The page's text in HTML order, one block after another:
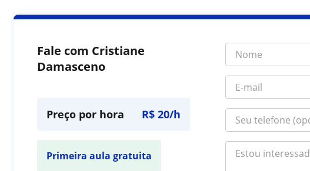
Fale com Cristiane
Damasceno
Preço por hora R$ 20/h
Primeira aula gratuita